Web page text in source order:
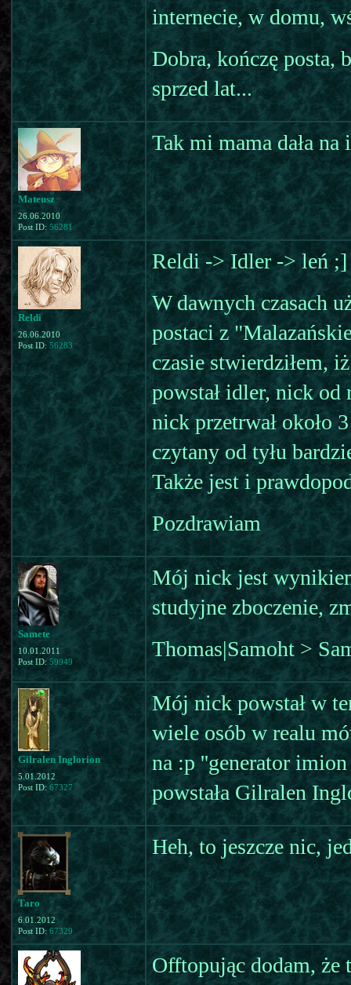
internecie, w domu,
Dobra, kończę posta,
sprzed lat...
Mateusz
26.06.2010
Post ID: 56281
Tak mi mama dała
Reldi
26.06.2010
Post ID: 56283
Reldi -> Idler -> leń ;]
W dawnych czasach
postaci z
czasie stwierdziłem,
powstał idler, nick od
nick przetrwał około
czytany od tyłu
Także jest i
Pozdrawiam
Samete
10.01.2011
Post ID: 59949
Mój nick jest
studyjne zboczenie,
Thomas|Samoht >
Gilralen Inglorion
5.01.2012
Post ID: 67327
Mój nick powstał w
wiele osób w realu
na :p ''generator
powstała Gilralen
Taro
6.01.2012
Post ID: 67329
Heh, to jeszcze nic,
Offtopując dodam, że